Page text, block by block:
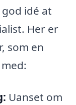
idé at
Her er
som en
Uanset om